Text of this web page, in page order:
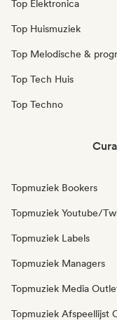
Top Elektronica
Top Huismuziek
Top Melodische &
Top Tech Huis
Top Techno
Topmuziek Bookers
Topmuziek Youtube/
Topmuziek Labels
Topmuziek Managers
Topmuziek Media
Topmuziek Afspeellijst